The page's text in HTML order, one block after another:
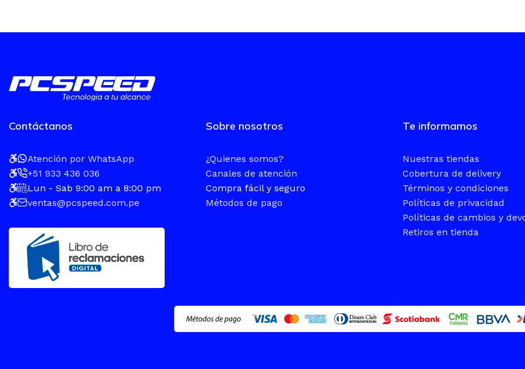
Contáctanos
Atención por WhatsApp
+51 933 436 036
Lun - Sab 9:00 am a 8:00 pm
ventas@pcspeed.com.pe
Sobre nosotros
¿Quienes somos?
Canales de atención
Compra fácil y seguro
Métodos de pago
Te informamos
Nuestras tiendas
Cobertura de delivery
Términos y condiciones
Políticas de privacidad
Políticas de cambios y
Retiros en tienda